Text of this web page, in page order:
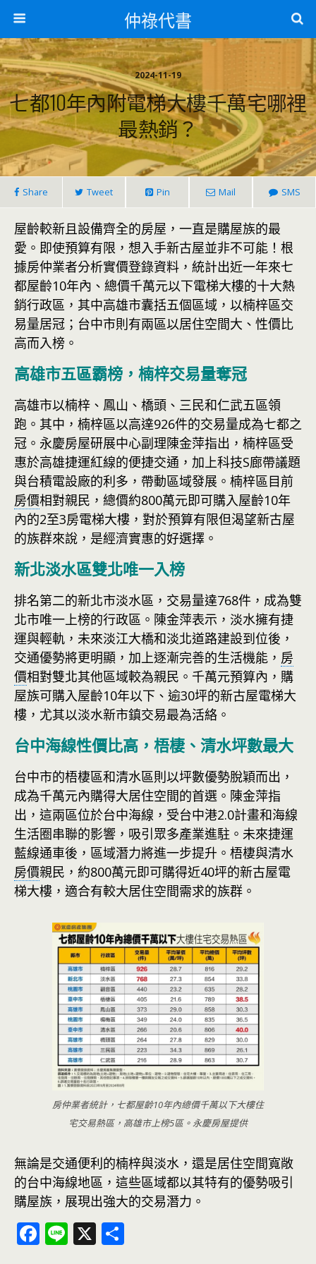
仲祿代書
2024-11-19
七都10年內附電梯大樓千萬宅哪裡
最熱銷？
Share Tweet Pin Mail SMS
屋齡較新且設備齊全的房屋，一直是購屋族的最
愛。即使預算有限，想入手新古屋並非不可能！根
據房仲業者分析實價登錄資料，統計出近一年來七
都屋齡10年內、總價千萬元以下電梯大樓的十大熱
銷行政區，其中高雄市囊括五個區域，以楠梓區交
易量居冠；台中市則有兩區以居住空間大、性價比
高而入榜。
高雄市五區霸榜，楠梓交易量奪冠
高雄市以楠梓、鳳山、橋頭、三民和仁武五區領
跑。其中，楠梓區以高達926件的交易量成為七都之
冠。永慶房屋研展中心副理陳金萍指出，楠梓區受
惠於高雄捷運紅線的便捷交通，加上科技S廊帶議題
與台積電設廠的利多，帶動區域發展。楠梓區目前
房價相對親民，總價約800萬元即可購入屋齡10年
內的2至3房電梯大樓，對於預算有限但渴望新古屋
的族群來說，是經濟實惠的好選擇。
新北淡水區雙北唯一入榜
排名第二的新北市淡水區，交易量達768件，成為雙
北市唯一上榜的行政區。陳金萍表示，淡水擁有捷
運與輕軌，未來淡江大橋和淡北道路建設到位後，
交通優勢將更明顯，加上逐漸完善的生活機能， 房
價相對雙北其他區域較為親民。千萬元預算內，購
屋族可購入屋齡10年以下、逾30坪的新古屋電梯大
樓，尤其以淡水新市鎮交易最為活絡。
台中海線性價比高，梧棲、清水坪數最大
台中市的梧棲區和清水區則以坪數優勢脫穎而出，
成為千萬元內購得大居住空間的首選。陳金萍指
出，這兩區位於台中海線，受台中港2.0計畫和海線
生活圈串聯的影響，吸引眾多產業進駐。未來捷運
藍線通車後，區域潛力將進一步提升。梧棲與清水
房價親民，約800萬元即可購得近40坪的新古屋電
梯大樓，適合有較大居住空間需求的族群。
房仲業者統計，七都屋齡10年內總價千萬以下大樓住
宅交易熱區，高雄市上榜5區。永慶房屋提供
無論是交通便利的楠梓與淡水，還是居住空間寬敞
的台中海線地區，這些區域都以其特有的優勢吸引
購屋族，展現出強大的交易潛力。
F Li X